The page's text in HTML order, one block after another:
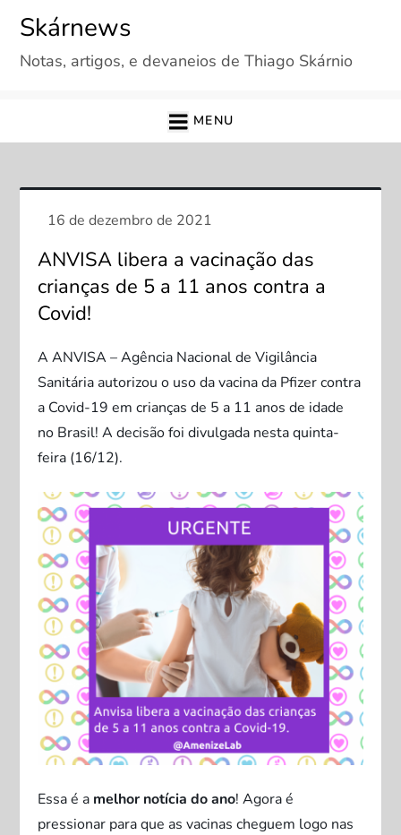
content
Skárnews
Notas, artigos, e devaneios de Thiago Skárnio
MENU
ANVISA libera a vacinação das
crianças de 5 a 11 anos contra a
Covid!
A ANVISA – Agência Nacional de Vigilância
Sanitária autorizou o uso da vacina da Pfizer contra
a Covid-19 em crianças de 5 a 11 anos de idade
no Brasil! A decisão foi divulgada nesta quinta-
feira (16/12).
Essa é a melhor notícia do ano! Agora é
pressionar para que as vacinas cheguem logo nas